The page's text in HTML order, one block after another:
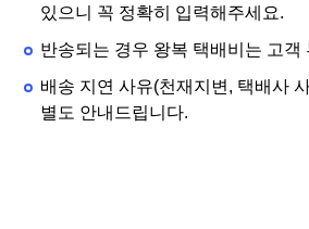
있으니 꼭 정확히 입력해주세요.
반송되는 경우 왕복 택배비는 고객
배송 지연 사유(천재지변, 택배사
별도 안내드립니다.